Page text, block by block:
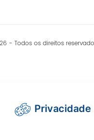
- Todos os direitos
Privacidade